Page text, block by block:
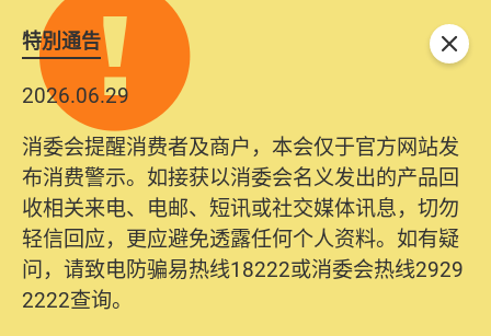
特別通告
2026.06.29
消委会提醒消费者及商户，本会仅于官方网站发
布消费警示。如接获以消委会名义发出的产品回
收相关来电、电邮、短讯或社交媒体讯息，切勿
轻信回应，更应避免透露任何个人资料。如有疑
问，请致电防骗易热线18222或消委会热线2929
2222查询。
关闭